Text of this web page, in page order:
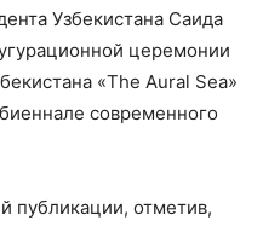
Узбекистана Саида
церемонии
«The Aural Sea»
современного
публикации, отметив,